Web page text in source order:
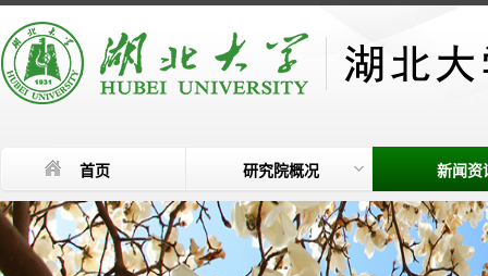
首页 研究院概况 新闻资